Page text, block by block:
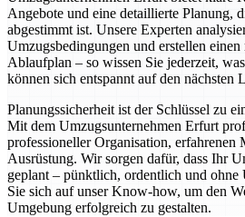
Angebote und eine detaillierte Planung,
abgestimmt ist. Unsere Experten
Umzugsbedingungen und erstellen einen
Ablaufplan – so wissen Sie jederzeit,
können sich entspannt auf den nächsten
Planungssicherheit ist der Schlüssel zu
Mit dem Umzugsunternehmen Erfurt
professioneller Organisation, erfahrenen
Ausrüstung. Wir sorgen dafür, dass Ihr
geplant – pünktlich, ordentlich und ohne
Sie sich auf unser Know-how, um den
Umgebung erfolgreich zu gestalten.